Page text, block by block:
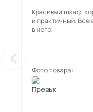
Красивый шкаф,
и практичный.
в него.
Фото товара: